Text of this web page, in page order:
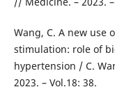
Wang, C. A new use
stimulation: role of
hypertension / C.
2023. – Vol.18: 38.